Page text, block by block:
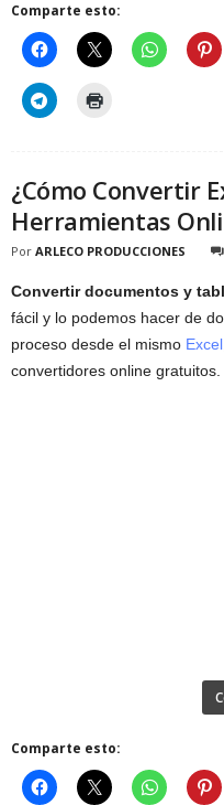
Comparte esto:
¿Cómo Convertir
Herramientas
Por ARLECO PRODUCCIONES
Convertir documentos y
fácil y lo podemos hacer de
proceso desde el mismo Excel
convertidores online gratuitos.
Comparte esto: